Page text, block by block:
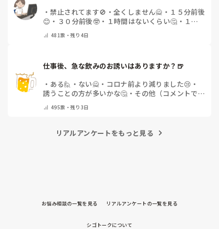
・禁止されてます🚫 ・ 全くしません🙅 ・ １５分前後
😊 ・ ３０分前後🤓 ・ １時間はないくらい🤔 ・ １時
481票・残り4日
仕事後、急な飲みのお誘いはありますか？🍺
・ ある🙋 ・ ない🙅 ・ コロナ前より減りました😢 ・
誘うことの方が多いかな🤔 ・ その他（コメントで教
495票・残り3日
リアルアンケートをもっと見る
お悩み相談の一覧を見る リアルアンケートの一覧を見る
シゴトークについて